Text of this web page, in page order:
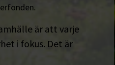
är att varje
i fokus. Det är